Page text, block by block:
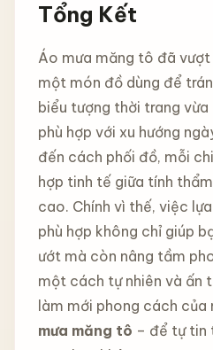
Tổng Kết
Áo mưa măng tô đã vượt
một món đồ dùng để
biểu tượng thời trang
phù hợp với xu hướng
đến cách phối đồ, mỗi
hợp tinh tế giữa tính
cao. Chính vì thế, việc
phù hợp không chỉ giúp
ướt mà còn nâng tầm
một cách tự nhiên và ấn
làm mới phong cách của
mưa măng tô – để tự tin